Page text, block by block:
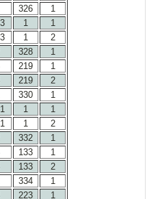
326
1
1
1
1
2
328
1
219
1
219
2
330
1
1
1
1
2
332
1
133
1
133
2
334
1
223 1